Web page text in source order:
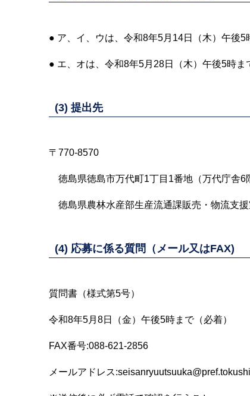
● ア、イ、ウは、令和8年5月14日（木）午後5
● エ、オは、令和8年5月28日（木）午後5時ま
(3) 提出先
〒770-8570
徳島県徳島市万代町1丁目1番地（万代庁舎6
徳島県農林水産部生産流通課販売・物流支援
(4) 応募に係る質問（メール又はFAX)
質問書（様式第5号）
令和8年5月8日（金）午後5時まで（必着）
FAX番号:088-621-2856
メールアドレス